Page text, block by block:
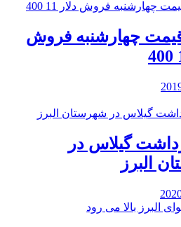
قیمت چهارشنبه فروش
گیلاس در
البرز